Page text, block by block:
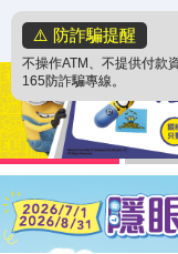
⚠️ 防詐騙提醒
不操作ATM、不提供付款
165防詐騙專線。